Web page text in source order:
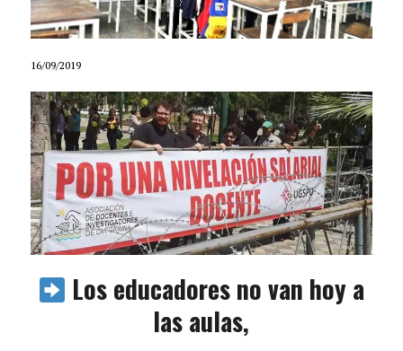
16/09/2019
Los educadores no van hoy a
las aulas,